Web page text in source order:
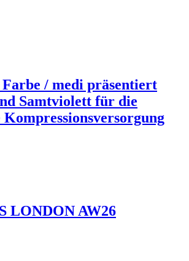
/ medi präsentiert
Samtviolett für die
LONDON AW26